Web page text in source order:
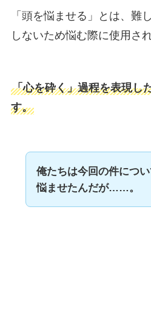
「頭を悩ませる」とは、難
しないため悩む際に使用され
「心を砕く」過程を表現し
す。
俺たちは今回の件につ
悩ませたんだが……。